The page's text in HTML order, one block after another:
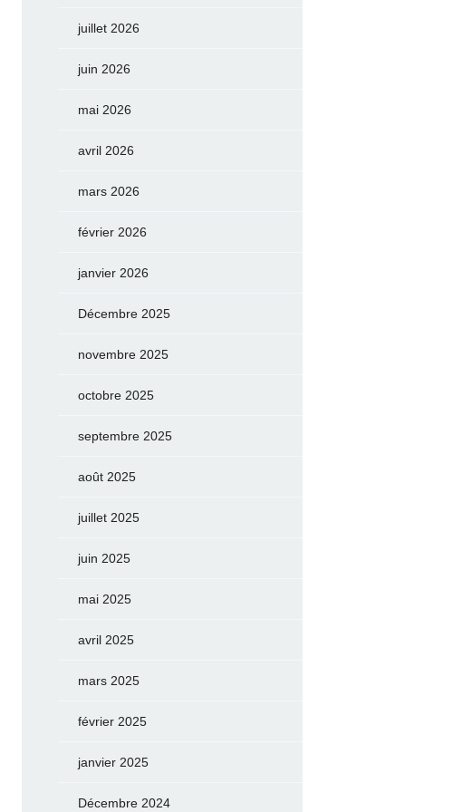
juillet 2026
juin 2026
mai 2026
avril 2026
mars 2026
février 2026
janvier 2026
Décembre 2025
novembre 2025
octobre 2025
septembre 2025
août 2025
juillet 2025
juin 2025
mai 2025
avril 2025
mars 2025
février 2025
janvier 2025
Décembre 2024